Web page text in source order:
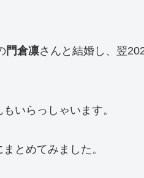
門倉凛さんと結婚し、翌
もいらっしゃいます。
とめてみました。